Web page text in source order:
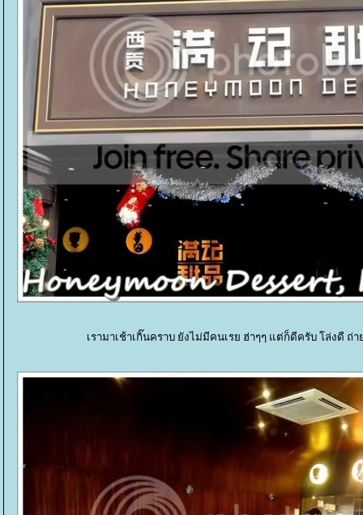
เรามาเช้าเกิ๊นคราบ ยังไม่มีคนเรย ฮ่าๆๆ แต่ก็ดีครับ โล่งดี ถ่